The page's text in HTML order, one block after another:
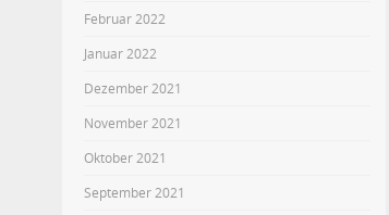
Februar 2022
Januar 2022
Dezember 2021
November 2021
Oktober 2021
September 2021